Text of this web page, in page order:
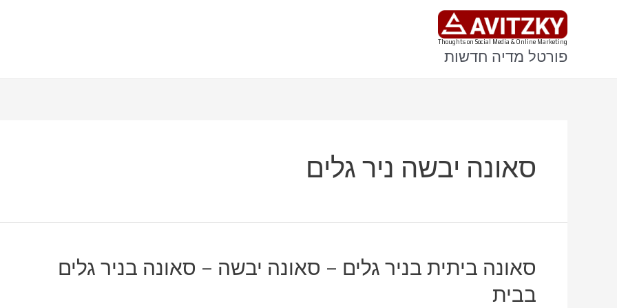
Thoughts on Social Media & Online Marketing
פורטל מדיה חדשות
סאונה יבשה ניר גלים
סאונה ביתית בניר גלים – סאונה יבשה – סאונה בניר גלים
בבית